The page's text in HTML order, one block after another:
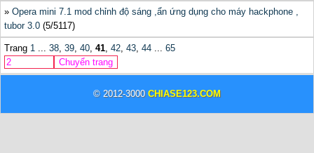
» Opera mini 7.1 mod chỉnh độ sáng ,ẩn ứng dụng cho máy hackphone ,
tubor 3.0 (5/5117)
Trang 1 ... 38, 39, 40, 41, 42, 43, 44 ... 65
© 2012-3000 CHIASE123.COM